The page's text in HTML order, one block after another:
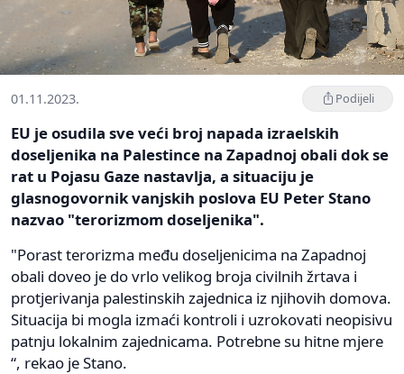
01.11.2023. Podijeli
EU je osudila sve veći broj napada izraelskih
doseljenika na Palestince na Zapadnoj obali dok se
rat u Pojasu Gaze nastavlja, a situaciju je
glasnogovornik vanjskih poslova EU Peter Stano
nazvao "terorizmom doseljenika".
"Porast terorizma među doseljenicima na Zapadnoj
obali doveo je do vrlo velikog broja civilnih žrtava i
protjerivanja palestinskih zajednica iz njihovih domova.
Situacija bi mogla izmaći kontroli i uzrokovati neopisivu
patnju lokalnim zajednicama. Potrebne su hitne mjere
“, rekao je Stano.